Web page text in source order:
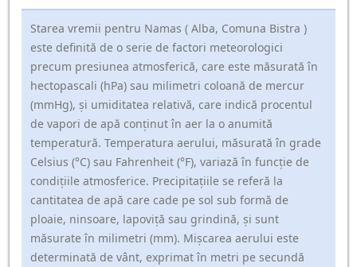
Starea vremii pentru Namas ( Alba, Comuna Bistra )
este definită de o serie de factori meteorologici
precum presiunea atmosferică, care este măsurată în
hectopascali (hPa) sau milimetri coloană de mercur
(mmHg), și umiditatea relativă, care indică procentul
de vapori de apă conținut în aer la o anumită
temperatură. Temperatura aerului, măsurată în grade
Celsius (°C) sau Fahrenheit (°F), variază în funcție de
condițiile atmosferice. Precipitațiile se referă la
cantitatea de apă care cade pe sol sub formă de
ploaie, ninsoare, lapoviță sau grindină, și sunt
măsurate în milimetri (mm). Mișcarea aerului este
determinată de vânt, exprimat în metri pe secundă